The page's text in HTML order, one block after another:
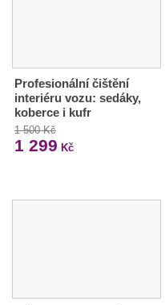
Profesionální čištění
interiéru vozu: sedáky,
koberce i kufr
1 500 Kč
1 299 Kč